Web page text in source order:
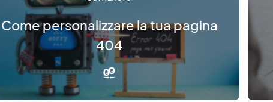
Come personalizzare la tua pagina
404